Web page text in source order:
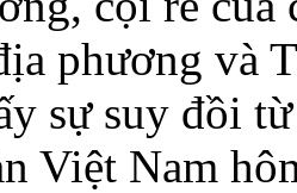
phương và
sự suy đồi
Việt Nam